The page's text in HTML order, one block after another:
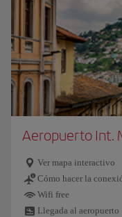
Aeropuerto Int.
Ver mapa interactivo
Cómo hacer la
Wifi free
Llegada al aeropuerto